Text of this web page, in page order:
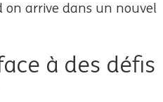
arrive dans un nouvel
à des défis